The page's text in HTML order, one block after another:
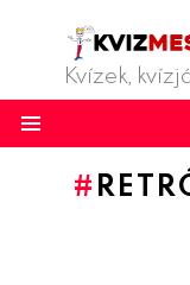
Kvízek,